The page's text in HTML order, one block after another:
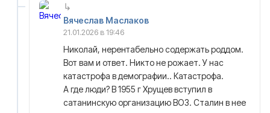
Вячеслав Маслаков
21.01.2026 в 19:46
Николай, нерентабельно содержать роддом.
Вот вам и ответ. Никто не рожает. У нас
катастрофа в демографии.. Катастрофа.
А где люди? В 1955 г Хрущев вступил в
сатанинскую организацию ВОЗ. Сталин в нее